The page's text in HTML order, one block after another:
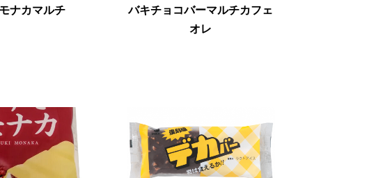
ナカマルチ
バキチョコバーマルチカフェ
オレ